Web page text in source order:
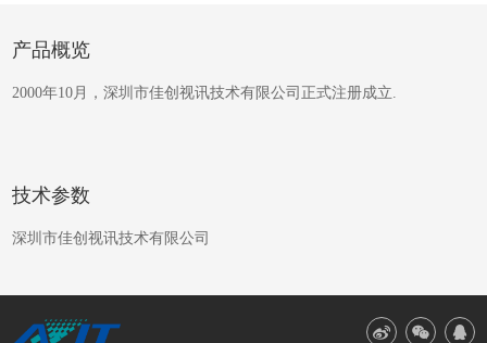
产品概览
2000年10月，深圳市佳创视讯技术有限公司正式注册成立.
技术参数
深圳市佳创视讯技术有限公司
  